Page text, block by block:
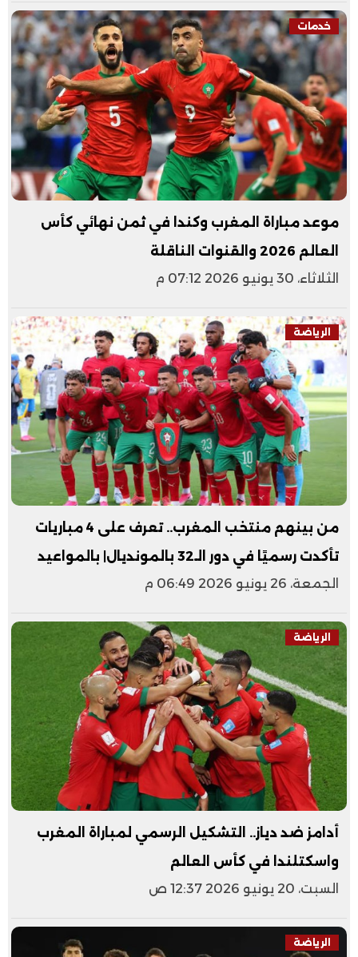
خدمات
موعد مباراة المغرب وكندا في ثمن نهائي كأس
العالم 2026 والقنوات الناقلة
الثلاثاء، 30 يونيو 2026 07:12 م
الرياضة
من بينهم منتخب المغرب.. تعرف على 4 مباريات
تأكدت رسميًا في دور الـ32 بالمونديال| بالمواعيد
الجمعة، 26 يونيو 2026 06:49 م
الرياضة
أدامز ضد دياز.. التشكيل الرسمي لمباراة المغرب
واسكتلندا في كأس العالم
السبت، 20 يونيو 2026 12:37 ص
الرياضة